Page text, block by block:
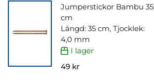
Jumperstickor Bambu 35
cm
Längd: 35 cm, Tjocklek:
4,0 mm
I lager
49 kr